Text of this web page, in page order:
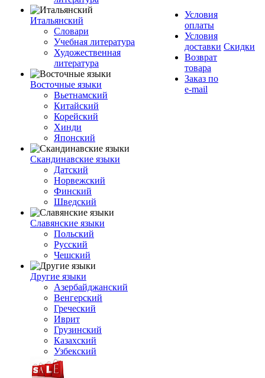
Итальянский
Словари
Учебная литература
Художественная
литература
Восточные языки
Вьетнамский
Китайский
Корейский
Хинди
Японский
Скандинавские языки
Датский
Норвежский
Финский
Шведский
Славянские языки
Польский
Русский
Чешский
Другие языки
Азербайджанский
Венгерский
Греческий
Иврит
Грузинский
Казахский
Узбекский
Условия
оплаты
Условия
доставки
Возврат
товара
Заказ по
e-mail
Скидки